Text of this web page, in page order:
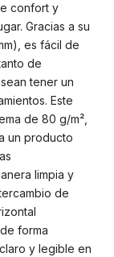
confort y
Gracias a su
es fácil de
de
tener un
Este
de 80 g/m²,
un producto
limpia y
de
forma
y legible en